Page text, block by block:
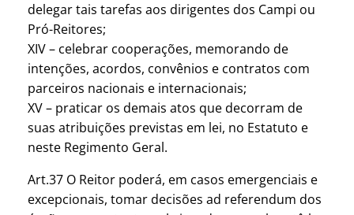
delegar tais tarefas aos dirigentes dos Campi ou
Pró-Reitores;
XIV – celebrar cooperações, memorando de
intenções, acordos, convênios e contratos com
parceiros nacionais e internacionais;
XV – praticar os demais atos que decorram de
suas atribuições previstas em lei, no Estatuto e
neste Regimento Geral.
Art.37 O Reitor poderá, em casos emergenciais e
excepcionais, tomar decisões ad referendum dos